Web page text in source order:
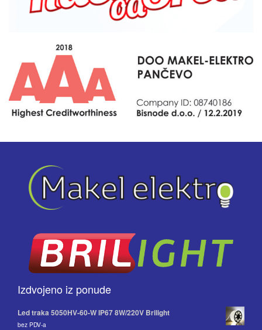
Izdvojeno iz ponude
Led traka 5050HV-60-W IP67 8W/220V Brilight
bez PDV-a